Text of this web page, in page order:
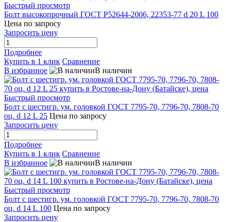
Быстрый просмотр
Болт высокопрочный ГОСТ Р52644-2006, 22353-77 d 20 L 100
Цена по запросу
Запросить цену
Подробнее
Купить в 1 клик Сравнение
В избранное
В наличии
Быстрый просмотр
Болт с шестигр. ум. головкой ГОСТ 7795-70, 7796-70, 7808-70
оц. d 12 L 25 Цена по запросу
Запросить цену
Подробнее
Купить в 1 клик Сравнение
В избранное
В наличии
Быстрый просмотр
Болт с шестигр. ум. головкой ГОСТ 7795-70, 7796-70, 7808-70
оц. d 14 L 100 Цена по запросу
Запросить цену